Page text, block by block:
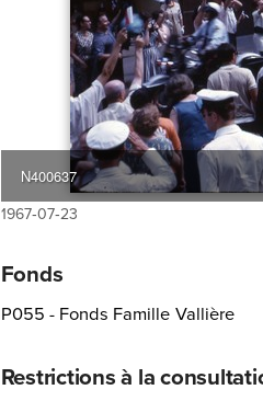
N400637
1967‑07‑23
Fonds
P055 - Fonds Famille Vallière
Restrictions à la